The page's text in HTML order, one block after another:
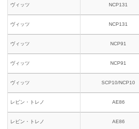
ヴィッツ NCP131
ヴィッツ NCP131
ヴィッツ NCP91
ヴィッツ NCP91
ヴィッツ SCP10/NCP10
レビン・トレノ AE86
レビン・トレノ AE86